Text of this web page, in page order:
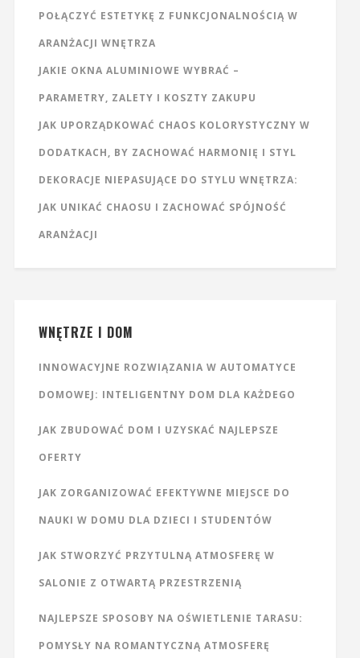
POŁĄCZYĆ ESTETYKĘ Z FUNKCJONALNOŚCIĄ W
ARANŻACJI WNĘTRZA
JAKIE OKNA ALUMINIOWE WYBRAĆ –
PARAMETRY, ZALETY I KOSZTY ZAKUPU
JAK UPORZĄDKOWAĆ CHAOS KOLORYSTYCZNY W
DODATKACH, BY ZACHOWAĆ HARMONIĘ I STYL
DEKORACJE NIEPASUJĄCE DO STYLU WNĘTRZA:
JAK UNIKAĆ CHAOSU I ZACHOWAĆ SPÓJNOŚĆ
ARANŻACJI
WNĘTRZE I DOM
INNOWACYJNE ROZWIĄZANIA W AUTOMATYCE
DOMOWEJ: INTELIGENTNY DOM DLA KAŻDEGO
JAK ZBUDOWAĆ DOM I UZYSKAĆ NAJLEPSZE
OFERTY
JAK ZORGANIZOWAĆ EFEKTYWNE MIEJSCE DO
NAUKI W DOMU DLA DZIECI I STUDENTÓW
JAK STWORZYĆ PRZYTULNĄ ATMOSFERĘ W
SALONIE Z OTWARTĄ PRZESTRZENIĄ
NAJLEPSZE SPOSOBY NA OŚWIETLENIE TARASU:
POMYSŁY NA ROMANTYCZNĄ ATMOSFERĘ